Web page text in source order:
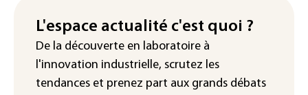
homologation
Iris³: Eutelsat investira 3,4 milliards
d'euros dans la future constellation
européenne
L'espace actualité c'est quoi ?
De la découverte en laboratoire à
l'innovation industrielle, scrutez les
tendances et prenez part aux grands débats